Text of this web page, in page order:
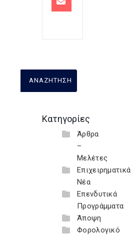
Κατηγορίες
Άρθρα
–
Μελέτες
Επιχειρηματικά
Νέα
Επενδυτικά
Προγράμματα
Άποψη
Φορολογικό